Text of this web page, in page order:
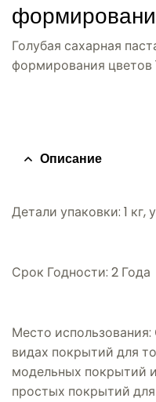
Голубая сахарная
формирования цветов
Описание
Детали упаковки: 1 кг,
Срок Годности: 2 Года
Место использования:
видах покрытий для
модельных покрытий
простых покрытий